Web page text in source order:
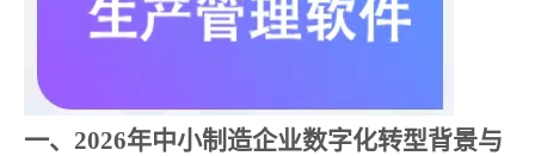
一、2026年中小制造企业数字化转型背景与